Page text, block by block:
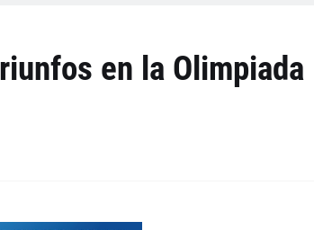
en la Olimpiada